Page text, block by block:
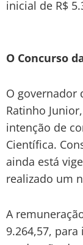
inicial de R$
O Concurso
O governador
Ratinho
intenção de
Científica.
ainda está
realizado um
A
9.264,57,